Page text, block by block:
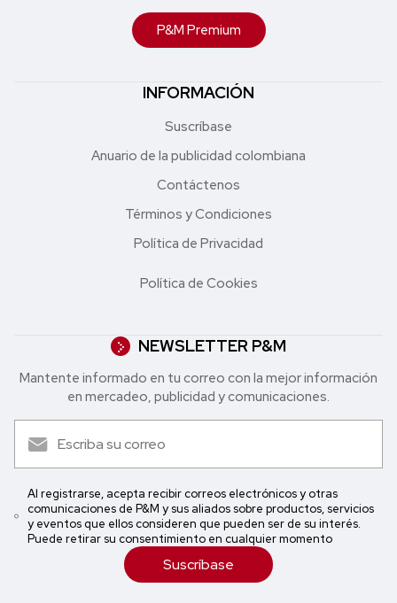
P&M Premium
INFORMACIÓN
Suscríbase
Anuario de la publicidad colombiana
Contáctenos
Términos y Condiciones
Política de Privacidad
Política de Cookies
NEWSLETTER P&M
Mantente informado en tu correo con la mejor in formación
en mercadeo, publicidad y comunicaciones.
Al registrarse, acepta recibir correos electrónicos y otras
comunicaciones de P&M y sus aliados sobre productos, servicios
y eventos que ellos consideren que pueden ser de su interés.
Puede retirar su consentimiento en cualquier momento
Suscríbase